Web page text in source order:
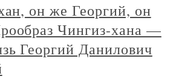
он же Георгий, он
Чингиз-хана —
Георгий Данилович